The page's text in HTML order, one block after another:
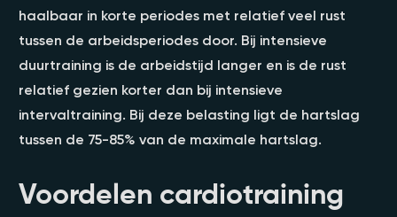
haalbaar in korte periodes met relatief veel rust
tussen de arbeidsperiodes door. Bij intensieve
duurtraining is de arbeidstijd langer en is de rust
relatief gezien korter dan bij intensieve
intervaltraining. Bij deze belasting ligt de hartslag
tussen de 75-85% van de maximale hartslag.
Voordelen cardiotraining